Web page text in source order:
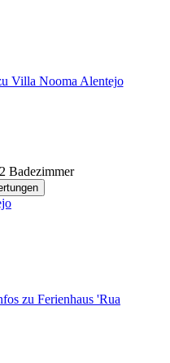
Villa Nooma Alentejo
Badezimmer
zu Ferienhaus 'Rua